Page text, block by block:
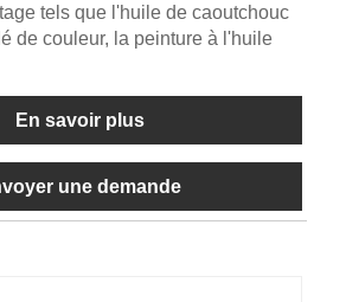
tels que l'huile de caoutchouc
de couleur, la peinture à l'huile
En savoir plus
une demande